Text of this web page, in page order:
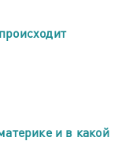
и в какой